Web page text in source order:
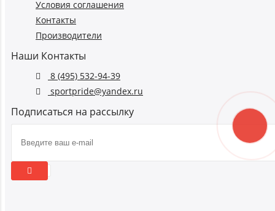
Условия соглашения
Контакты
Производители
Наши Контакты
8 (495) 532-94-39
sportpride@yandex.ru
Подписаться на рассылку